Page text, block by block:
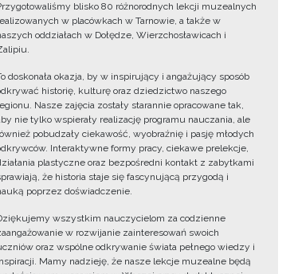
blisko 80 różnorodnych lekcji muzealnych
w placówkach w Tarnowie, a także w
oddziałach w Dołędze, Wierzchosławicach i
doskonała okazja, by w inspirujący i angażujący sposób
historię, kulturę oraz dziedzictwo naszego
Nasze zajęcia zostały starannie opracowane tak,
nie tylko wspierały realizację programu nauczania, ale
pobudzały ciekawość, wyobraźnię i pasję młodych
Interaktywne formy pracy, ciekawe prelekcje,
plastyczne oraz bezpośredni kontakt z zabytkami
że historia staje się fascynującą przygodą i
poprzez doświadczenie.
wszystkim nauczycielom za codzienne
w rozwijanie zainteresowań swoich
oraz wspólne odkrywanie świata pełnego wiedzy i
Mamy nadzieję, że nasze lekcje muzealne będą